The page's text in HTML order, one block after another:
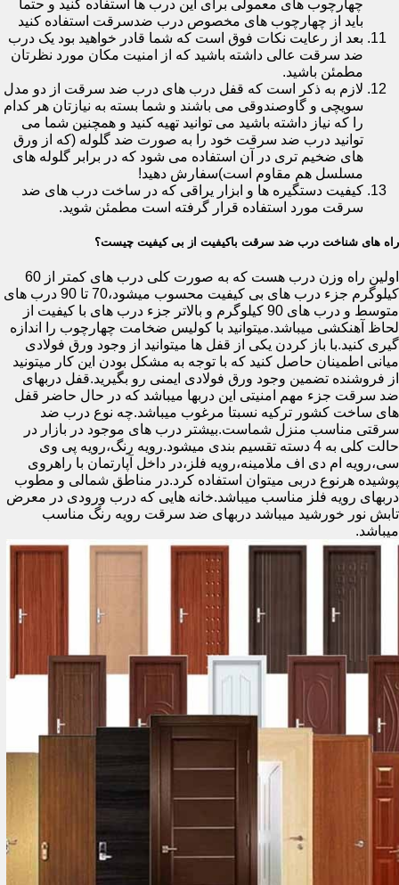
چهارچوب های معمولی برای این درب ها استفاده کنید و حتما
باید از چهارچوب های مخصوص درب ضدسرقت استفاده کنید
بعد از رعایت نکات فوق است که شما قادر خواهید بود یک درب
ضد سرقت عالی داشته باشید که از امنیت مکان مورد نظرتان
مطمئن باشید.
لازم به ذکر است که قفل درب های درب ضد سرقت از دو مدل
سویچی و گاوصندوقی می باشند و شما بسته به نیازتان هر کدام
را که نیاز داشته باشید می توانید تهیه کنید و همچنین شما می
توانید درب ضد سرقت خود را به صورت ضد گلوله (که از ورق
های ضخیم تری در آن استفاده می شود که در برابر گلوله های
مسلسل هم مقاوم است)سفارش دهید!
کیفیت دستگیره ها و ابزار یراقی که در ساخت درب های ضد
سرقت مورد استفاده قرار گرفته است مطمئن شوید.
راه های شناخت درب ضد سرقت باکیفیت از بی کیفیت چیست؟
اولین راه وزن درب هست که به صورت کلی درب های کمتر از 60
کیلوگرم جزء درب های بی کیفیت محسوب میشود،70 تا 90 درب های
متوسط و درب های 90 کیلوگرم و بالاتر جزء درب های با کیفیت از
لحاظ آهنکشی میباشد.میتوانید با کولیس ضخامت چهارچوب را اندازه
گیری کنید.با باز کردن یکی از قفل ها میتوانید از وجود ورق فولادی
میانی اطمینان حاصل کنید که با توجه به مشکل بودن این کار میتونید
از فروشنده تضمین وجود ورق فولادی ایمنی رو بگیرید.قفل دربهای
ضد سرقت جزء مهم امنیتی این دربها میباشد که در حال حاضر قفل
های ساخت کشور ترکیه نسبتا مرغوب میباشد.چه نوع درب ضد
سرقتی مناسب منزل شماست.بیشتر درب های موجود در بازار در
حالت کلی به 4 دسته تقسیم بندی میشود.رویه رنگ،رویه پی وی
سی،رویه ام دی اف ملامینه،رویه فلز،در داخل آپارتمان با راهروی
پوشیده هرنوع دربی میتوان استفاده کرد.در مناطق شمالی و مطوب
دربهای رویه فلز مناسب میباشد.خانه هایی که درب ورودی در معرض
تابش نور خورشید میباشد دربهای ضد سرقت رویه رنگ مناسب
میباشد.